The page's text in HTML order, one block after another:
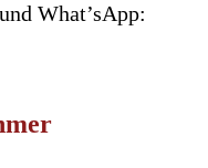
What’sApp: